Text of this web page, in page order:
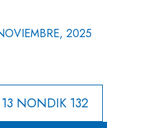
2025
NONDIK 132